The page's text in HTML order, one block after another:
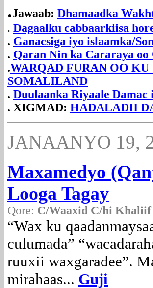
.Jawaab: Dhamaadka
. Dagaalku cabbaarkiisa
. Ganacsiga iyo islaamka/
. Qaran Nin ka Cararaya
.WARQAD FURAN OO
SOMALILAND
. Duulaanka Riyaale Damac
. XIGMAD: HADALADII
JANAANYO 19,
Maxamedyo
Looga Tagay
Qore: C/Waaxid C/hi Khaliif
“Wax ku
culumada”
ruuxii waxgaradee”.
mirahaas... Guji